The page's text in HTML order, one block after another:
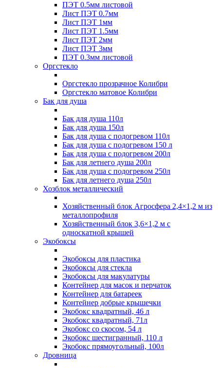
ПЭТ 0.5мм листовой
Лист ПЭТ 0.7мм
Лист ПЭТ 1мм
Лист ПЭТ 1.5мм
Лист ПЭТ 2мм
Лист ПЭТ 3мм
ПЭТ 0.3мм листовой
Оргстекло
Оргстекло прозрачное Колибри
Оргстекло матовое Колибри
Бак для душа
Бак для душа 110л
Бак для душа 150л
Бак для душа с подогревом 110л
Бак для душа с подогревом 150 л
Бак для душа с подогревом 200л
Бак для летнего душа 200л
Бак для душа с подогревом 250л
Бак для летнего душа 250л
Хозблок металлический
Хозяйственный блок Агросфера 2,4×1,2 м из
металлопрофиля
Хозяйственный блок 3,6×1,2 м с
односкатной крышей
Экобоксы
Экобоксы для пластика
Экобоксы для стекла
Экобоксы для макулатуры
Контейнер для масок и перчаток
Контейнер для батареек
Контейнер добрые крышечки
Экобокс квадратный, 46 л
Экобокс квадратный, 71л
Экобокс со скосом, 54 л
Экобокс шестигранный, 110 л
Экобокс прямоугольный, 100л
Дровница